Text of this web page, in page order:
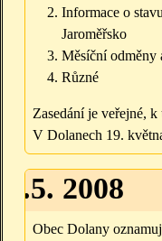
Informace o
Jaroměřsko
Měsíční odměny
Různé
Zasedání je veřejné,
V Dolanech
2008
Obec Dolany